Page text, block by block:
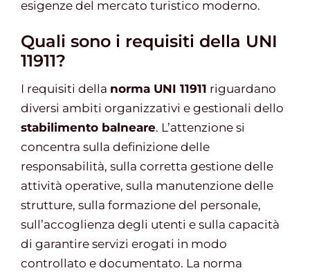
esigenze del mercato turistico moderno.
Quali sono i requisiti della UNI
11911?
I requisiti della norma UNI 11911 riguardano
diversi ambiti organizzativi e gestionali dello
stabilimento balneare. L’attenzione si
concentra sulla definizione delle
responsabilità, sulla corretta gestione delle
attività operative, sulla manutenzione delle
strutture, sulla formazione del personale,
sull’accoglienza degli utenti e sulla capacità
di garantire servizi erogati in modo
controllato e documentato. La norma